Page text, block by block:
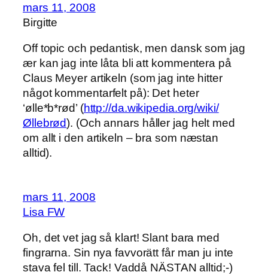
mars 11, 2008
Birgitte
Off topic och pedantisk, men dansk som jag
ær kan jag inte låta bli att kommentera på
Claus Meyer artikeln (som jag inte hitter
något kommentarfelt på): Det heter
‘ølle*b*rød’ (http://da.wikipedia.org/wiki/
Øllebrød). (Och annars håller jag helt med
om allt i den artikeln – bra som næstan
alltid).
mars 11, 2008
Lisa FW
Oh, det vet jag så klart! Slant bara med
fingrarna. Sin nya favvorätt får man ju inte
stava fel till. Tack! Vaddå NÄSTAN alltid;-)